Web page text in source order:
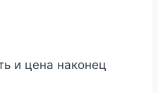
и цена наконец